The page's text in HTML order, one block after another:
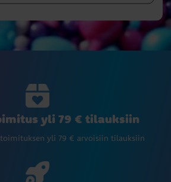
yli 79 € tilauksiin
yli 79 € arvoisiin tilauksiin